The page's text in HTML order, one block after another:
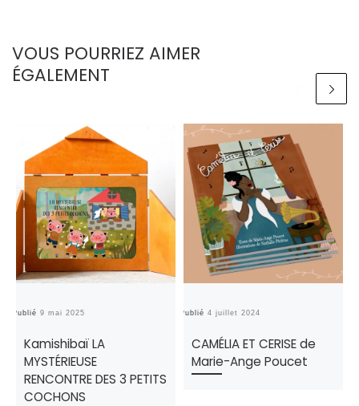
VOUS POURRIEZ AIMER
ÉGALEMENT
Publié9 mai 2025
Kamishibaï LA
MYSTÉRIEUSE
RENCONTRE DES 3 PETITS
COCHONS
Publié4 juillet 2024
CAMÉLIA ET CERISE de
Marie-Ange Poucet